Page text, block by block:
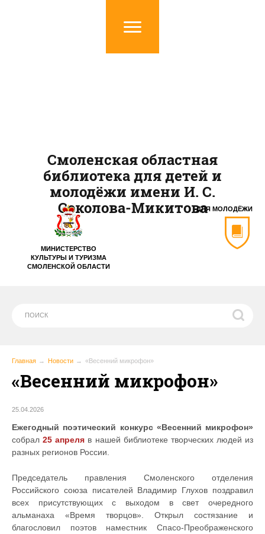
МИНИСТЕРСТВО
КУЛЬТУРЫ И ТУРИЗМА
СМОЛЕНСКОЙ ОБЛАСТИ
ДЛЯ МОЛОДЁЖИ
Смоленская областная
библиотека для детей и
молодёжи имени И. С.
Соколова-Микитова
Главная Новости «Весенний микрофон»
«Весенний микрофон»
25.04.2026
Ежегодный поэтический конкурс «Весенний микрофон»
собрал25 апреля в нашей библиотеке творческих людей из
разных регионов России.
Председатель правления Смоленского отделения
Российского союза писателей Владимир Глухов поздравил
всех присутствующих с выходом в свет очередного
альманаха «Время творцов». Открыл состязание и
благословил поэтов наместник Спасо-Преображенского